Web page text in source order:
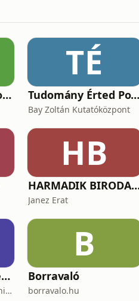
Fantasy Besztlíg Podcast
TÉ
Tudomány Érted Podcast
Bay Zoltán Kutatóközpont
HB
HARMADIK BIRODALOM – a
Janez Erat
Champions Mindset Podcast
Bartos Gábor | MSC Training Group
B
Borravaló
borravalo.hu